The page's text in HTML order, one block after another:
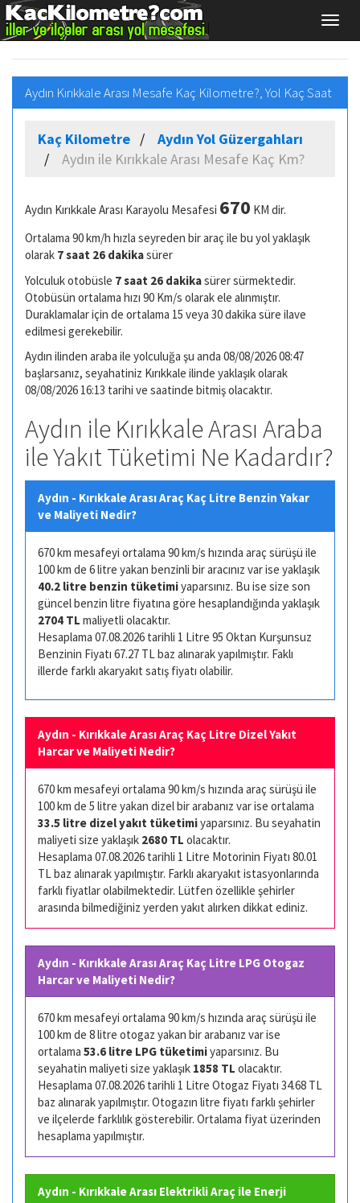
Aydın Kırıkkale Arası Mesafe Kaç Kilometre?, Yol Kaç Saat
Kaç Kilometre
Aydın Yol Güzergahları
Aydın ile Kırıkkale Arası Mesafe Kaç Km?
Aydın Kırıkkale Arası Karayolu Mesafesi 670 KM dir.
Ortalama 90 km/h hızla seyreden bir araç ile bu yol yaklaşık
olarak 7 saat 26 dakikasürer
Yolculuk otobüsle 7 saat 26 dakikasürer sürmektedir.
Otobüsün ortalama hızı 90 Km/s olarak ele alınmıştır.
Duraklamalar için de ortalama 15 veya 30 dakika süre ilave
edilmesi gerekebilir.
Aydın ilinden araba ile yolculuğa şu anda 08/08/2026 08:47
başlarsanız, seyahatiniz Kırıkkale ilinde yaklaşık olarak
08/08/2026 16:13 tarihi ve saatinde bitmiş olacaktır.
Aydın ile Kırıkkale Arası Araba
ile Yakıt Tüketimi Ne Kadardır?
Aydın - Kırıkkale Arası Araç Kaç Litre Benzin Yakar
ve Maliyeti Nedir?
670 km mesafeyi ortalama 90 km/s hızında araç sürüşü ile
100 km de 6 litre yakan benzinli bir aracınız var ise yaklaşık
40.2 litre benzin tüketimiyaparsınız. Bu ise size son
güncel benzin litre fiyatına göre hesaplandığında yaklaşık
2704 TL maliyetli olacaktır.
Hesaplama 07.08.2026 tarihli 1 Litre 95 Oktan Kurşunsuz
Benzinin Fiyatı 67.27 TL baz alınarak yapılmıştır. Faklı
illerde farklı akaryakıt satış fiyatı olabilir.
Aydın - Kırıkkale Arası Araç Kaç Litre Dizel Yakıt
Harcar ve Maliyeti Nedir?
670 km mesafeyi ortalama 90 km/s hızında araç sürüşü ile
100 km de 5 litre yakan dizel bir arabanız var ise ortalama
33.5 litre dizel yakıt tüketimiyaparsınız. Bu seyahatin
maliyeti size yaklaşık 2680 TL olacaktır.
Hesaplama 07.08.2026 tarihli 1 Litre Motorinin Fiyatı 80.01
TL baz alınarak yapılmıştır. Farklı akaryakıt istasyonlarında
farklı fiyatlar olabilmektedir. Lütfen özellikle şehirler
arasında bilmediğiniz yerden yakıt alırken dikkat ediniz.
Aydın - Kırıkkale Arası Araç Kaç Litre LPG Otogaz
Harcar ve Maliyeti Nedir?
670 km mesafeyi ortalama 90 km/s hızında araç sürüşü ile
100 km de 8 litre otogaz yakan bir arabanız var ise
ortalama 53.6 litre LPG tüketimiyaparsınız. Bu
seyahatin maliyeti size yaklaşık 1858 TL olacaktır.
Hesaplama 07.08.2026 tarihli 1 Litre Otogaz Fiyatı 34.68 TL
baz alınarak yapılmıştır. Otogazın litre fiyatı farklı şehirler
ve ilçelerde farklılık gösterebilir. Ortalama fiyat üzerinden
hesaplama yapılmıştır.
Aydın - Kırıkkale Arası Elektrikli Araç ile Enerji